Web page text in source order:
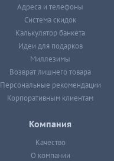
Адреса и телефоны
Система скидок
Калькулятор банкета
Идеи для подарков
Миллезимы
Возврат лишнего товара
Персональные рекомендации
Корпоративным клиентам
Компания
Качество
О компании